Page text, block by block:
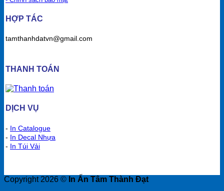
HỢP TÁC
tamthanhdatvn@gmail.com
THANH TOÁN
DỊCH VỤ
- In Catalogue
- In Decal Nhựa
- In Túi Vải
Copyright 2026 © In Ấn Tâm Thành Đạt